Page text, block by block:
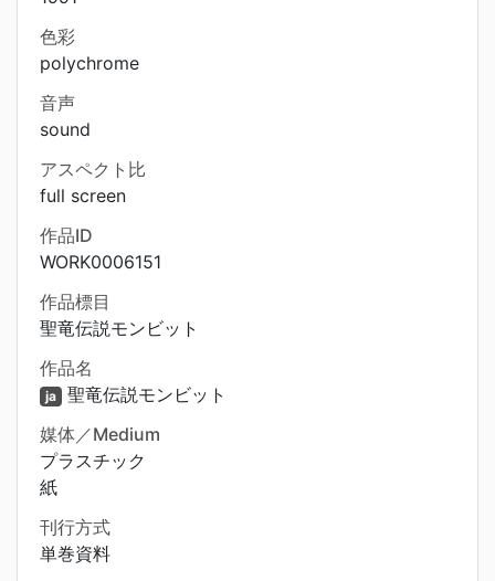
色彩
polychrome
音声
sound
アスペクト比
full screen
作品ID
WORK0006151
作品標目
聖竜伝説モンビット
作品名
ja 聖竜伝説モンビット
媒体／Medium
プラスチック
紙
刊行方式
単巻資料